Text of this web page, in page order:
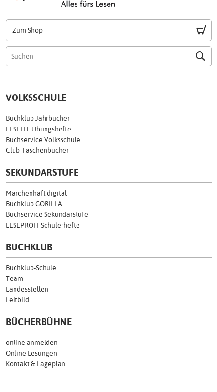
Zum Shop
VOLKSSCHULE
Buchklub Jahrbücher
LESEFIT-Übungshefte
Buchservice Volksschule
Club-Taschenbücher
SEKUNDARSTUFE
Märchenhaft digital
Buchklub GORILLA
Buchservice Sekundarstufe
LESEPROFI-Schülerhefte
BUCHKLUB
Buchklub-Schule
Team
Landesstellen
Leitbild
BÜCHERBÜHNE
online anmelden
Online Lesungen
Kontakt & Lageplan